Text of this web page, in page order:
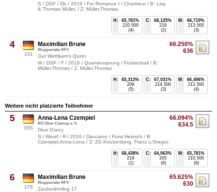
S / DSP / Db / 2019 / For Romance I / Charmeur / B: Lisa
& Thomas Müller, / Z: Müller,Thomas
M:
66,719%
213.500
(3)
C:
68,125%
218
(2)
H:
65,781%
210.500
(4)
4
101
66.250%
636
Maximilian Brune
Wuppertaler RFV
Gut Wettlkam's Quinn
W / DSP / F / 2019 / Quantensprung / Fürstenball / B:
Müller,Thomas / Z: Müller,Thomas
M:
66,406%
212.500
(4)
C:
67,031%
214.500
(3)
H:
65,313%
209
(5)
Weitere nicht platzierte Teilnehmer
5
055
66.094%
634.5
Anna-Lena Czempiel
RG Ober-Castrop e. V.
Dear D'arcy
S / Westf / R / 2016 / Danciano / Fürst Heinrich / B:
Czempiel,Anna-Lena / Z: ZG Knickenberg, Franz u.Gregor,
M:
65,781%
210.500
(6)
C:
64,063%
205
(6)
H:
68,438%
219
(1)
6
176
65.625%
630
Maximilian Brune
Wuppertaler RFV
Zauberlehrling 17